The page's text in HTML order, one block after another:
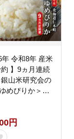
年 令和8年 産米
】9ヵ月連続
山米研究会の
めぴりか＞
にぎり お弁当
産地直送 時短
円